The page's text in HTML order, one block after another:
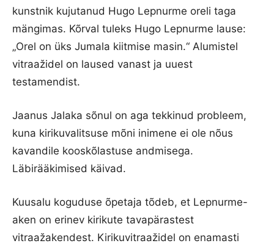
kunstnik kujutanud Hugo Lepnurme oreli taga
mängimas. Kõrval tuleks Hugo Lepnurme lause:
„Orel on üks Jumala kiitmise masin.“ Alumistel
vitraažidel on laused vanast ja uuest
testamendist.
Jaanus Jalaka sõnul on aga tekkinud probleem,
kuna kirikuvalitsuse mõni inimene ei ole nõus
kavandile kooskõlastuse andmisega.
Läbirääkimised käivad.
Kuusalu koguduse õpetaja tõdeb, et Lepnurme-
aken on erinev kirikute tavapärastest
vitraažakendest. Kirikuvitraažidel on enamasti